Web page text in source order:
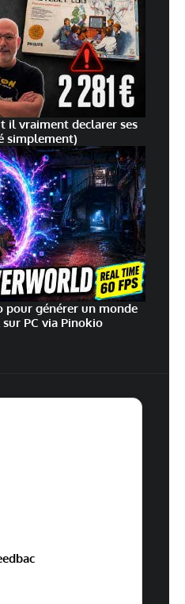
il vraiment declarer ses
simplement)
pour générer un monde
PC via Pinokio